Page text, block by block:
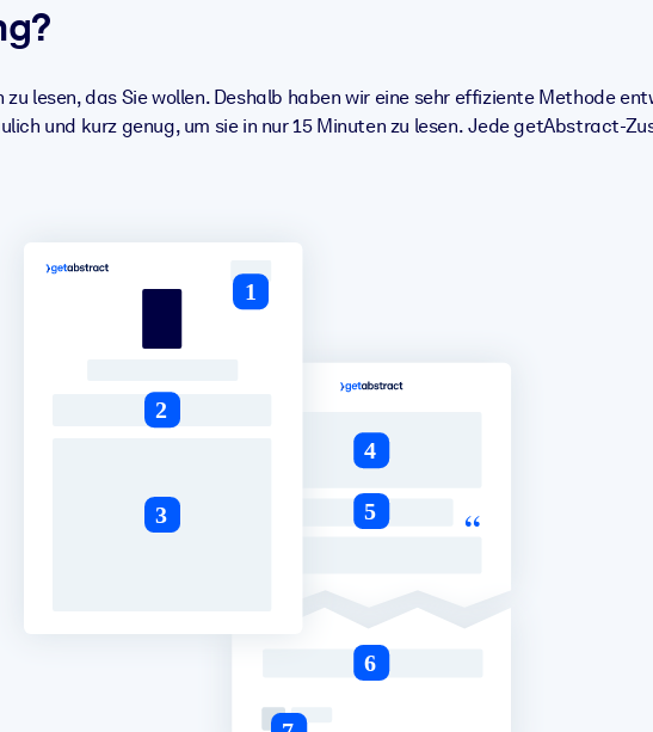
Lernergebnisse.
lesen, das Sie wollen. Deshalb haben wir eine sehr effiziente Methode
und kurz genug, um sie in nur 15 Minuten zu lesen. Jede getAbstract-